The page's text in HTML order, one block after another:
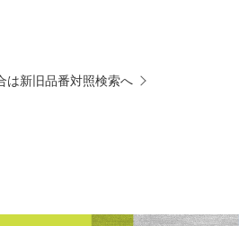
は新旧品番対照検索へ